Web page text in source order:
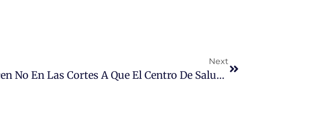
Next
PP Y Vox Dicen No En Las Cortes A Que El Centro De Salud De Villares De La Reina Cuente Con Un Segundo Pediatra A Pesar De Su Necesidad